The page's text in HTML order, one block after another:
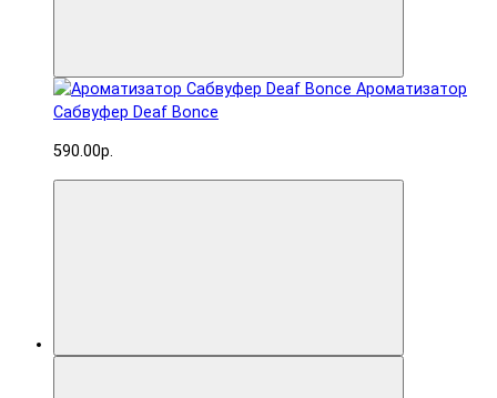
Ароматизатор
Сабвуфер Deaf Bonce
590.00р.